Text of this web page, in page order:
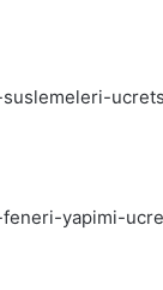
yapimi-